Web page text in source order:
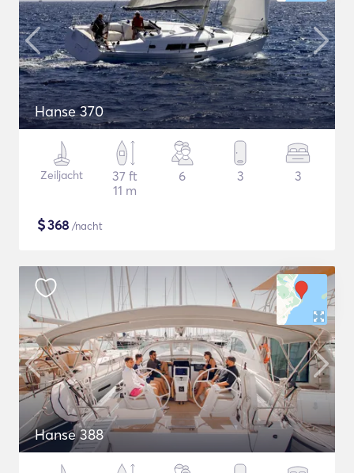
Hanse 370
Zeiljacht
37 ft
11 m
6 3 3
$368 /nacht
Hanse 388